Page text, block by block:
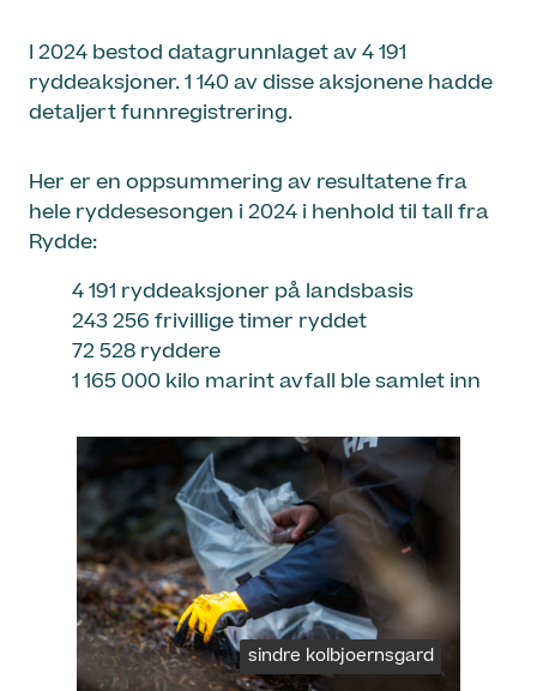
I 2024 bestod datagrunnlaget av 4 191
ryddeaksjoner. 1 140 av disse aksjonene hadde
detaljert funnregistrering.
Her er en oppsummering av resultatene fra
hele ryddesesongen i 2024 i henhold til tall fra
Rydde:
4 191 ryddeaksjoner på landsbasis
243 256 frivillige timer ryddet
72 528 ryddere
1 165 000 kilo marint avfall ble samlet inn
sindre kolbjoernsgard